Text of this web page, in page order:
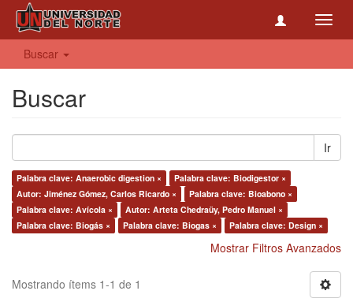
Buscar
Buscar
Ir
Palabra clave: Anaerobic digestion ×
Palabra clave: Biodigestor ×
Autor: Jiménez Gómez, Carlos Ricardo ×
Palabra clave: Bioabono ×
Palabra clave: Avícola ×
Autor: Arteta Chedraüy, Pedro Manuel ×
Palabra clave: Biogás ×
Palabra clave: Biogas × Palabra clave: Design ×
Mostrar Filtros Avanzados
Mostrando ítems 1-1 de 1